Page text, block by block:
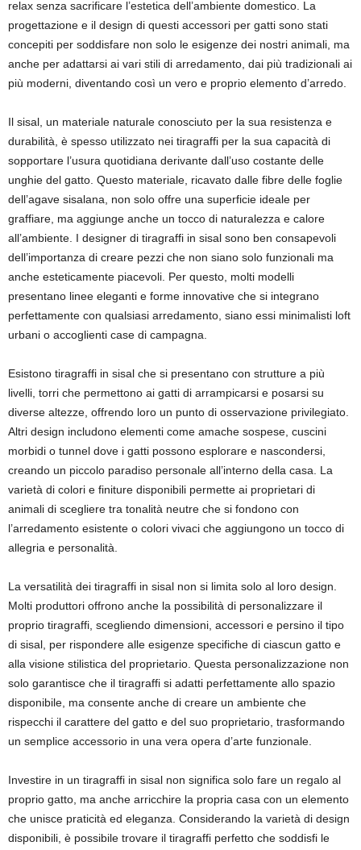
relax senza sacrificare l’estetica dell’ambiente domestico. La
progettazione e il design di questi accessori per gatti sono stati
concepiti per soddisfare non solo le esigenze dei nostri animali, ma
anche per adattarsi ai vari stili di arredamento, dai più tradizionali ai
più moderni, diventando così un vero e proprio elemento d’arredo.
Il sisal, un materiale naturale conosciuto per la sua resistenza e
durabilità, è spesso utilizzato nei tiragraffi per la sua capacità di
sopportare l’usura quotidiana derivante dall’uso costante delle
unghie del gatto. Questo materiale, ricavato dalle fibre delle foglie
dell’agave sisalana, non solo offre una superficie ideale per
graffiare, ma aggiunge anche un tocco di naturalezza e calore
all’ambiente. I designer di tiragraffi in sisal sono ben consapevoli
dell’importanza di creare pezzi che non siano solo funzionali ma
anche esteticamente piacevoli. Per questo, molti modelli
presentano linee eleganti e forme innovative che si integrano
perfettamente con qualsiasi arredamento, siano essi minimalisti loft
urbani o accoglienti case di campagna.
Esistono tiragraffi in sisal che si presentano con strutture a più
livelli, torri che permettono ai gatti di arrampicarsi e posarsi su
diverse altezze, offrendo loro un punto di osservazione privilegiato.
Altri design includono elementi come amache sospese, cuscini
morbidi o tunnel dove i gatti possono esplorare e nascondersi,
creando un piccolo paradiso personale all’interno della casa. La
varietà di colori e finiture disponibili permette ai proprietari di
animali di scegliere tra tonalità neutre che si fondono con
l’arredamento esistente o colori vivaci che aggiungono un tocco di
allegria e personalità.
La versatilità dei tiragraffi in sisal non si limita solo al loro design.
Molti produttori offrono anche la possibilità di personalizzare il
proprio tiragraffi, scegliendo dimensioni, accessori e persino il tipo
di sisal, per rispondere alle esigenze specifiche di ciascun gatto e
alla visione stilistica del proprietario. Questa personalizzazione non
solo garantisce che il tiragraffi si adatti perfettamente allo spazio
disponibile, ma consente anche di creare un ambiente che
rispecchi il carattere del gatto e del suo proprietario, trasformando
un semplice accessorio in una vera opera d’arte funzionale.
Investire in un tiragraffi in sisal non significa solo fare un regalo al
proprio gatto, ma anche arricchire la propria casa con un elemento
che unisce praticità ed eleganza. Considerando la varietà di design
disponibili, è possibile trovare il tiragraffi perfetto che soddisfi le